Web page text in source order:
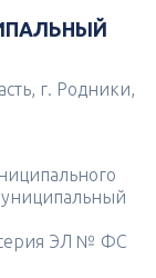
г. Родники,
серия ЭЛ № ФС